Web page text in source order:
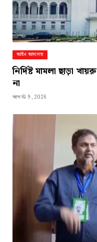
আইন আদালত
নির্দিষ্ট মামলা ছাড়া
না
আগস্ট 9, 2026